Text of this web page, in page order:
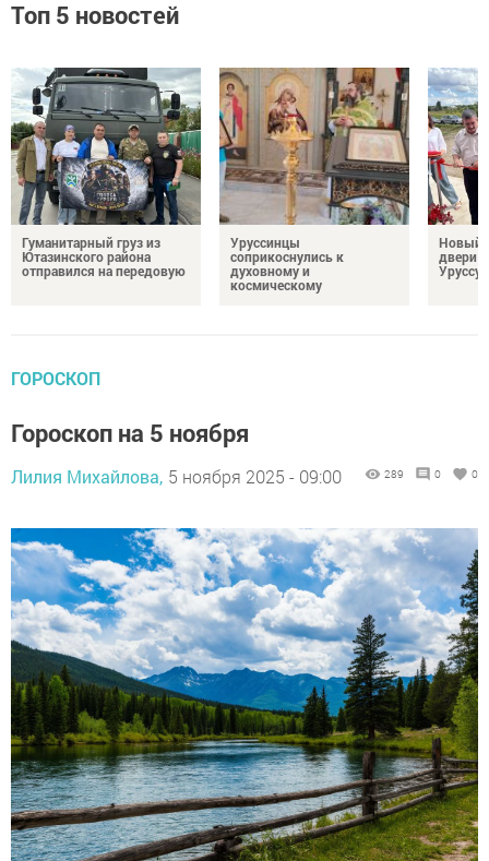
Топ 5 новостей
Гуманитарный груз из
Ютазинского района
отправился на передовую
Уруссинцы
соприкоснулись к
духовному и
космическому
Новый
двери
Уруссу
ГОРОСКОП
Гороскоп на 5 ноября
Лилия Михайлова, 5 ноября 2025 - 09:00 289 0 0